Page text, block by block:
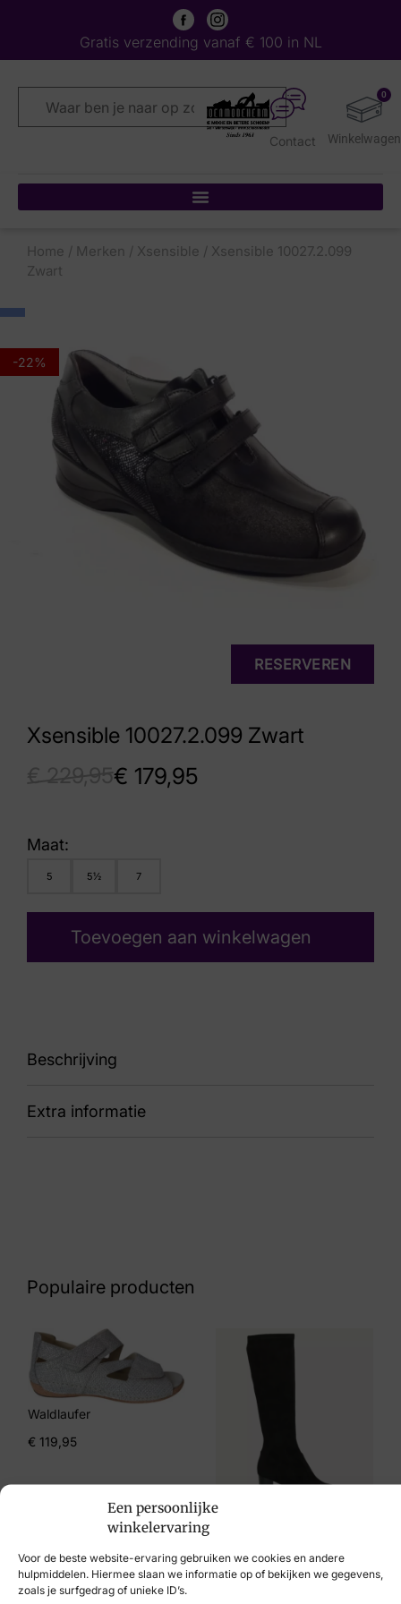
Een persoonlijke
winkelervaring
Voor de beste website-ervaring gebruiken we cookies en andere
hulpmiddelen. Hiermee slaan we informatie op of bekijken we gegevens,
zoals je surfgedrag of unieke ID’s.
Gratis verzending vanaf € 100 in NL
0
Contact
Home / Merken / Xsensible / Xsensible 10027.2.099
Zwart
-22%
Xsensible 10027.2.099 Zwart
€ 179,95
RESERVEREN
Maat:
5 5½ 7
Toevoegen aan winkelwagen
Beschrijving
Lucia H
Extra informatie
5, 5½, 7
Xsensible
Artikelnummer
Populaire producten
Waldlaufer
€ 119,95